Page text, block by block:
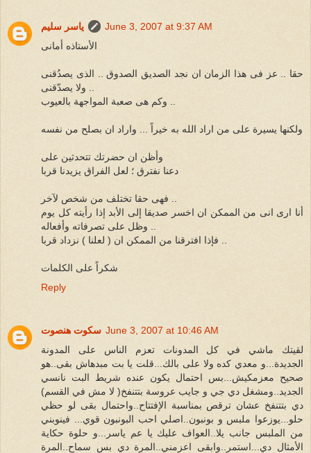
ياسر سليم
June 3, 2007 at 9:37 AM
الأستاذه أمانى
حقا .. عز فى هذا الزمان ان نجد الصديق الصدوق .. الذى يصدُقنى
ولكنها يسيرة على من اراد الله به خيراً ... واراد ان بصلح من نفسه
وأظن ان حضرتك تتحدثين على
دعنا نفترق ؛ لعل الفراق يزيدنا قربا
أنا ارى انى من الممكن ان اخسر صديقا إلى الأبد إذا رأيته كل يوم
شكراً على الكلمات
Reply
سكوت هنصوت June 3, 2007 at 10:46 AM
لقيتك ماشي في كل المدونات تعزم الناس على المدونة
الجديدة...و معدي كده ولا على بالك...قلت يا بت مبدهاش بقى..هو
صحيح معزمكيش...بس احتمال يكون عنده شريط البت نانسي
الجديد..ومشغل دي جي و جايب عروسة بتتنفخ( لا مش في القسم)
دي بتتنفخ عشان ترقص بمناسبة الإفتتاح..واحتمال بقى لو حظي
حلو...يوزعوا ملبس و بونبون..اصلي احب البونبون قوي... فينوبني
من الملبس جانب يلا..العواف عليك يا عم ياسر...و حلوة حكاية
الأمثال دي...استمر..وابقى اعزمني..المرة دي بس سماح..المرة